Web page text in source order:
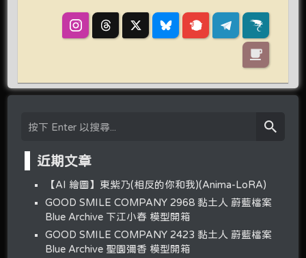
近期文章
【AI 繪圖】東紫乃(相反的你和我)(Anima-LoRA)
GOOD SMILE COMPANY 2968 黏土人 蔚藍檔案
Blue Archive 下江小春 模型開箱
GOOD SMILE COMPANY 2423 黏土人 蔚藍檔案
Blue Archive 聖園彌香 模型開箱